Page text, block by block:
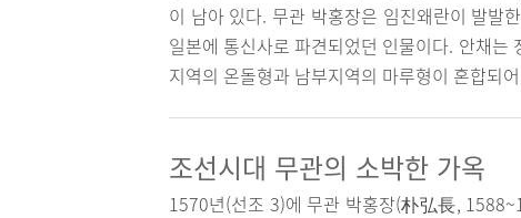
이 남아 있다. 무관 박홍장은 임진왜란이 발발
일본에 통신사로 파견되었던 인물이다. 안채
지역의 온돌형과 남부지역의 마루형이 혼합되
조선시대 무관의 소박한 가옥
1570년(선조 3)에 무관 박홍장(朴弘長,